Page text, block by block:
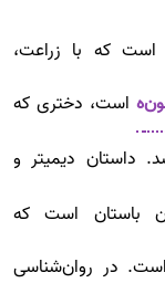
است که با زراعت،
هاست، دختری که
داستان دیمیتر و
باستان است که
در روان‌شناسی